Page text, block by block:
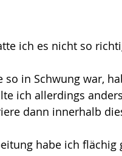
ich es nicht so
so in Schwung war,
ich allerdings
dann innerhalb
habe ich